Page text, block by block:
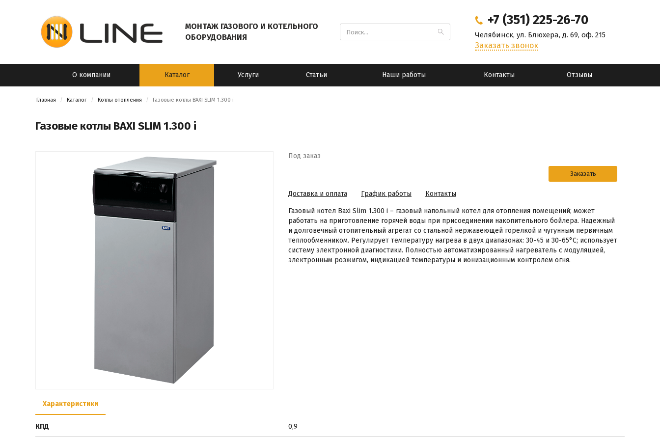
МОНТАЖ ГАЗОВОГО И КОТЕЛЬНОГО
ОБОРУДОВАНИЯ
+7 (351) 225-26-70
Челябинск, ул. Блюхера, д. 69, оф. 215
Заказать звонок
О компании Каталог Услуги Статьи Наши работы Контакты Отзывы
Главная Каталог Котлы отопления Газовые котлы BAXI SLIM 1.300 i
Газовые котлы BAXI SLIM 1.300 i
Под заказ
Доставка и оплата График работы Контакты
Газовый котел Baxi Slim 1.300 i – газовый напольный котел для отопления помещений; может
работать на приготовление горячей воды при присоединении накопительного бойлера. Надежный
и долговечный отопительный агрегат со стальной нержавеющей горелкой и чугунным первичным
теплообменником. Регулирует температуру нагрева в двух диапазонах: 30-45 и 30-65°C; использует
систему электронной диагностики. Полностью автоматизированный нагреватель с модуляцией,
электронным розжигом, индикацией температуры и ионизационным контролем огня.
Характеристики
КПД 0,9